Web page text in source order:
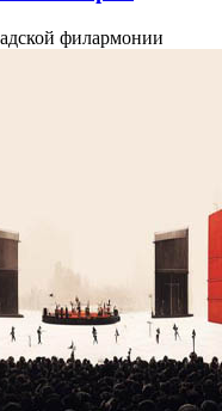
филармонии